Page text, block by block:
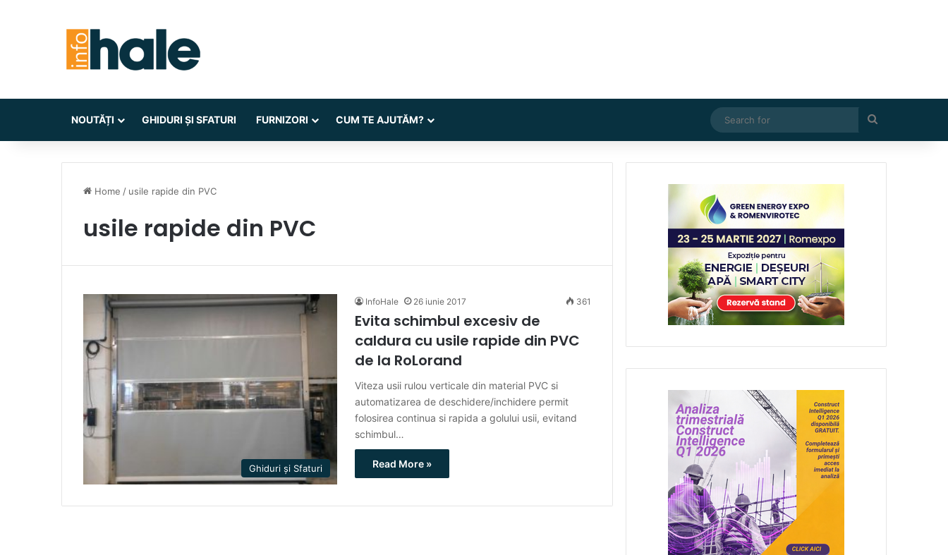
NOUTĂȚI GHIDURI ȘI SFATURI FURNIZORI CUM TE AJUTĂM?
for
Home / usile rapide din PVC
usile rapide din PVC
Ghiduri și Sfaturi
InfoHale 26 iunie 2017 361
Evita schimbul excesiv de
caldura cu usile rapide din PVC
de la RoLorand
Viteza usii rulou verticale din material PVC si
automatizarea de deschidere/inchidere permit
folosirea continua si rapida a golului usii, evitand
schimbul…
Read More »